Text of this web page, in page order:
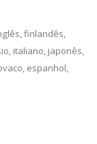
finlandês,
italiano, japonês,
espanhol,